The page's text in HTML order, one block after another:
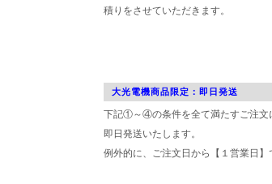
積りをさせていただきます。
大光電機商品限定：即日発送
下記①～④の条件を全て満たすご注文
即日発送いたします。
例外的に、ご注文日から【１営業日】